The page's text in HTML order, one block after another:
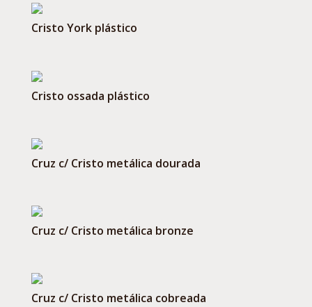
Cristo York plástico
Cristo ossada plástico
Cruz c/ Cristo metálica dourada
Cruz c/ Cristo metálica bronze
Cruz c/ Cristo metálica cobreada